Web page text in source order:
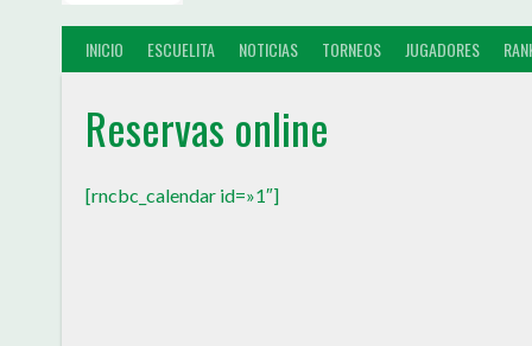
INICIO ESCUELITA NOTICIAS TORNEOS JUGADORES
Reservas online
[rncbc_calendar id=»1″]